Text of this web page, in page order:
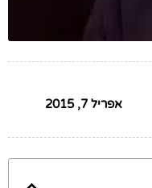
אפריל 7, 2015